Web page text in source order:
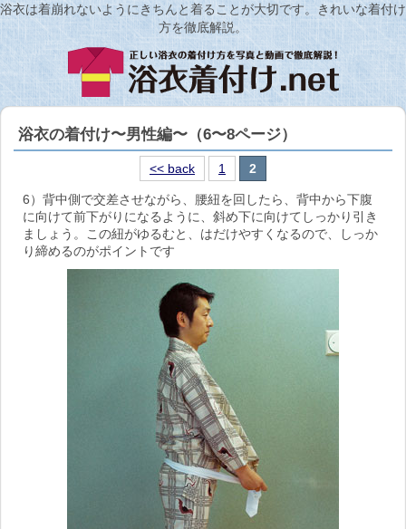
浴衣は着崩れないようにきちんと着ることが大切です。きれいな着付け
方を徹底解説。
浴衣の着付け〜男性編〜（6〜8ページ）
<< back 1 2
6）背中側で交差させながら、腰紐を回したら、背中から下腹
に向けて前下がりになるように、斜め下に向けてしっかり引き
ましょう。この紐がゆるむと、はだけやすくなるので、しっか
り締めるのがポイントです